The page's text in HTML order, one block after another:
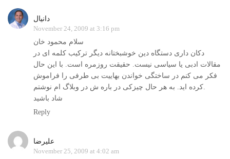
دانیال
November 24, 2009 at 3:16 pm
سلام محمود خان
دکان داری دستگاه دین خوشبختانه دیگر ترکیب کلمه ای در
مقالات ادبی یا سیاسی نیست. حقیقت روزمره است. با این حال
فکر می کنم در ساختگی خواندن بهاییت بی طرفی را فراموش
کرده اید. به هر حال چیزکی در باره ش در وبلاگ ام نوشتم.
شاد باشید
Reply
عليرضا
November 25, 2009 at 4:02 am